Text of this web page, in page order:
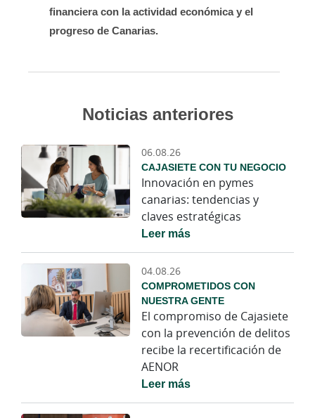
financiera con la actividad económica y el
progreso de Canarias.
Noticias anteriores
06.08.26
CAJASIETE CON TU NEGOCIO
Innovación en pymes
canarias: tendencias y
claves estratégicas
Leer más
04.08.26
COMPROMETIDOS CON
NUESTRA GENTE
El compromiso de Cajasiete
con la prevención de delitos
recibe la recertificación de
AENOR
Leer más